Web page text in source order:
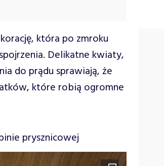
która po zmroku
Delikatne kwiaty,
do prądu sprawiają, że
które robią ogromne
prysznicowej